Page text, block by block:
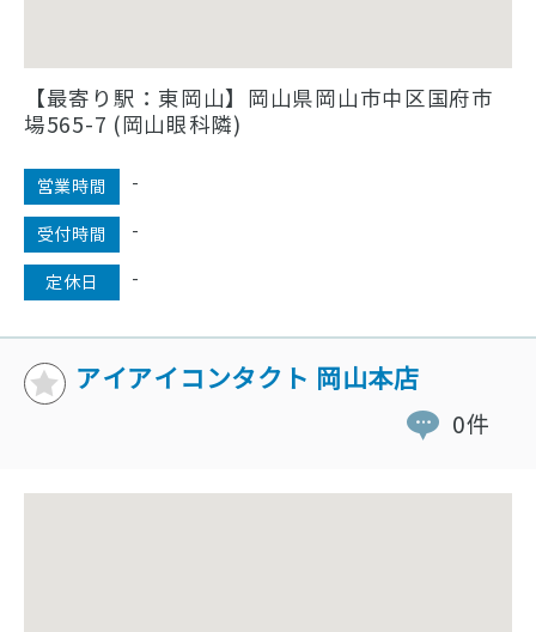
【最寄り駅：東岡山】岡山県岡山市中区国府市
場565-7 (岡山眼科隣)
営業時間 -
受付時間 -
定休日 -
アイアイコンタクト 岡山本店
0件